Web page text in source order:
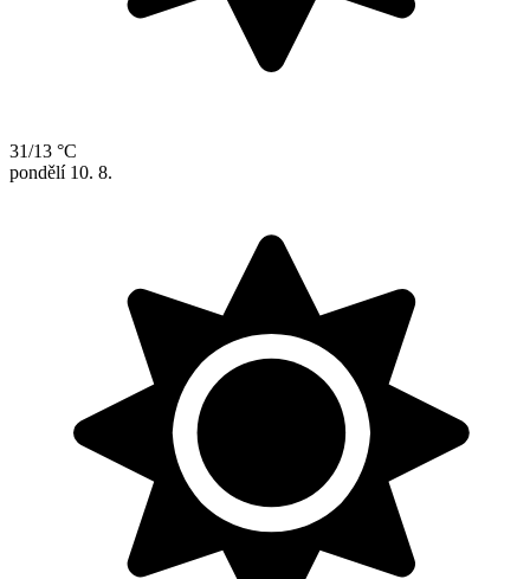
31/13 °C
pondělí 10. 8.